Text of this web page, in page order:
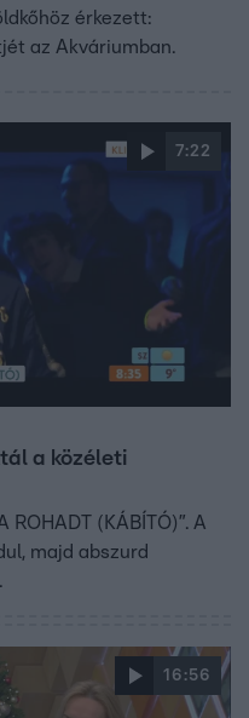
érkezett:
az Akváriumban.
7:22
a közéleti
ROHADT (KÁBÍTÓ)”. A
majd abszurd
16:56